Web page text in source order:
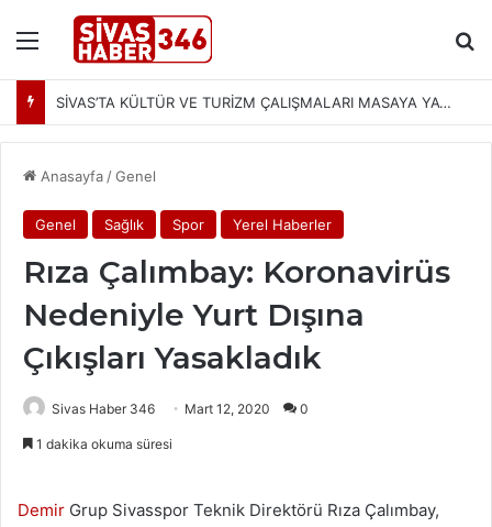
Menü
SİVAS’TA KÜLTÜR VE TURİZM ÇALIŞMALARI MASAYA YATIRILDI: YENİ PROJELER YOLDA
Anasayfa /Genel
Genel Sağlık Spor Yerel Haberler
Rıza Çalımbay: Koronavirüs
Nedeniyle Yurt Dışına
Çıkışları Yasakladık
Sivas Haber 346 Mart 12, 2020 0
1 dakika okuma süresi
Demir Grup Sivasspor Teknik Direktörü Rıza Çalımbay,